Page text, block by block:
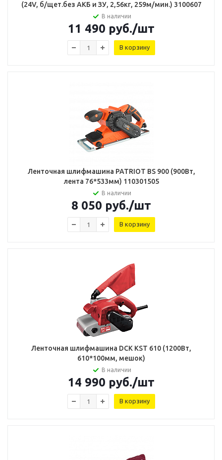
(24V, б/щет.без АКБ и ЗУ, 2,56кг, 259м/мин.) 3100607
В наличии
11 490 руб./шт
В корзину
Ленточная шлифмашина PATRIOT BS 900 (900Вт,
лента 76*533мм) 110301505
В наличии
8 050 руб./шт
В корзину
Ленточная шлифмашина DCK KST 610 (1200Вт,
610*100мм, мешок)
В наличии
14 990 руб./шт
В корзину